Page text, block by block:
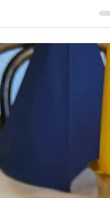
an den Wänden...